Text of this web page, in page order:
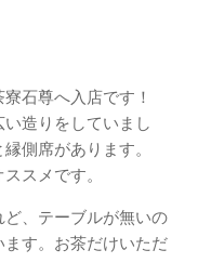
石尊へ入店です！
造りをしていまし
側席があります。
スメです。
、テーブルが無いの
す。お茶だけいただ